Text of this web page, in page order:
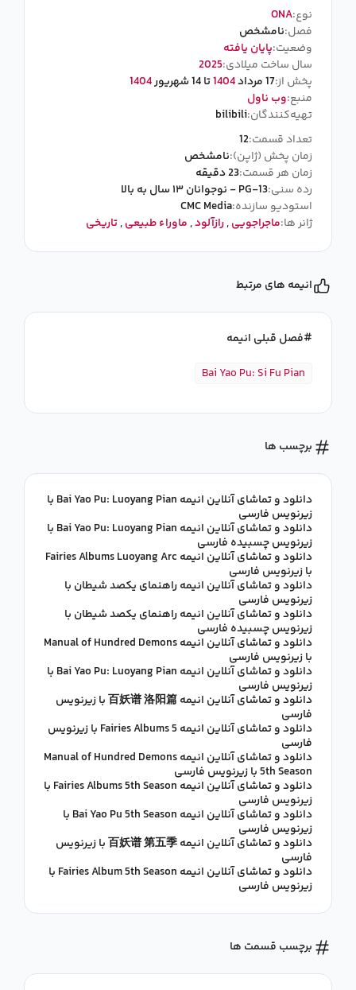
نوع:ONA
فصل:نامشخص
وضعیت:پایان یافته
سال ساخت میلادی:2025
پخش از:17 مرداد 1404تا 14 شهریور
1404
منبع:وب ناول
تهیه‌کنندگان:bilibili
تعداد قسمت:12
زمان پخش (ژاپن):نامشخص
زمان هر قسمت:23 دقیقه
رده سنی:PG-13 - نوجوانان ۱۳ سال به بالا
استودیو سازنده:CMC Media
ژانر ها:ماجراجویی,رازآلود,ماوراء طبیعی,تاریخی
انیمه های مرتبط
فصل قبلی انیمه
Bai Yao Pu: Si Fu Pian
برچسب ها
دانلود و تماشای آنلاین انیمه Bai Yao Pu: Luoyang Pian با
زیرنویس فارسی
دانلود و تماشای آنلاین انیمه Bai Yao Pu: Luoyang Pian با
زیرنویس چسبیده فارسی
دانلود و تماشای آنلاین انیمه Fairies Albums Luoyang Arc
با زیرنویس فارسی
دانلود و تماشای آنلاین انیمه راهنمای یکصد شیطان با
زیرنویس فارسی
دانلود و تماشای آنلاین انیمه راهنمای یکصد شیطان با
زیرنویس چسبیده فارسی
دانلود و تماشای آنلاین انیمه Manual of Hundred Demons
با زیرنویس فارسی
دانلود و تماشای آنلاین انیمه Bai Yao Pu: Luoyang Pian با
زیرنویس فارسی
دانلود و تماشای آنلاین انیمه 百妖谱 洛阳篇 با زیرنویس
فارسی
دانلود و تماشای آنلاین انیمه Fairies Albums 5 با زیرنویس
فارسی
دانلود و تماشای آنلاین انیمه Manual of Hundred Demons
5th Season با زیرنویس فارسی
دانلود و تماشای آنلاین انیمه Fairies Albums 5th Season با
زیرنویس فارسی
دانلود و تماشای آنلاین انیمه Bai Yao Pu 5th Season با
زیرنویس فارسی
دانلود و تماشای آنلاین انیمه 百妖谱 第五季 با زیرنویس
فارسی
دانلود و تماشای آنلاین انیمه Fairies Album 5th Season با
زیرنویس فارسی
برچسب قسمت ها